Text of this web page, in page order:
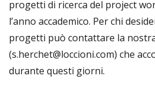
progetti di ricerca del project
l’anno accademico. Per chi
progetti può contattare la
(s.herchet@loccioni.com) che
durante questi giorni.